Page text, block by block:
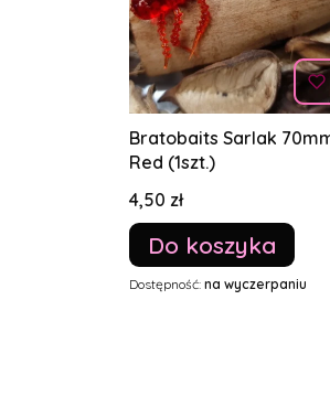
Bratobaits Sarlak
Red (1szt.)
Cena
4,50 zł
Do koszyka
Dostępność: na wyczerpaniu